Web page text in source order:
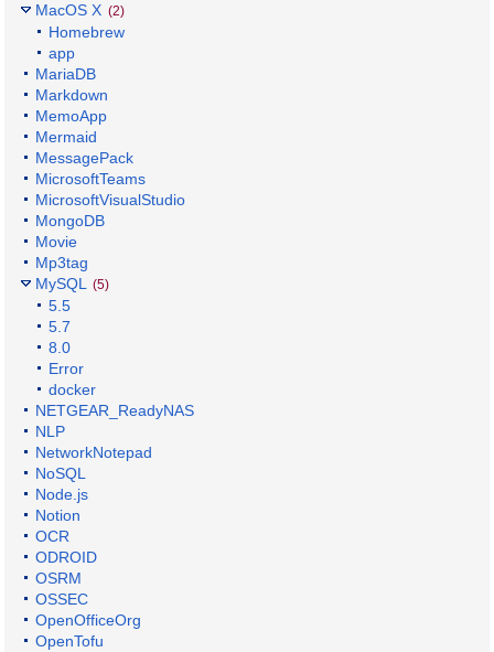
MacOS X (2)
Homebrew
app
MariaDB
Markdown
MemoApp
Mermaid
MessagePack
MicrosoftTeams
MicrosoftVisualStudio
MongoDB
Movie
Mp3tag
MySQL
(5)
5.5
5.7
8.0
Error
docker
NETGEAR_ReadyNAS
NLP
NetworkNotepad
NoSQL
Node.js
Notion
OCR
ODROID
OSRM
OSSEC
OpenOfficeOrg
OpenTofu